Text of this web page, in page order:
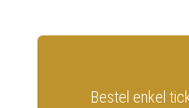
tickets via de